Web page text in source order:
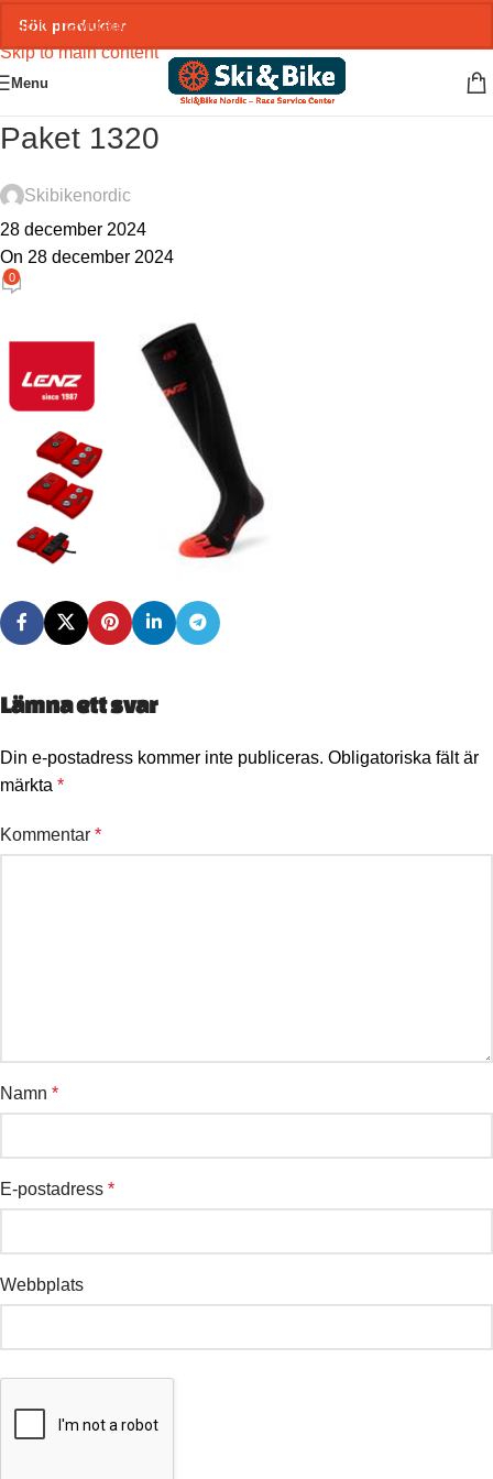
Skip to navigation
Skip to main content
Menu
Paket 1320
Skibikenordic
28 december 2024
On 28 december 2024
0
Lämna ett svar
Din e-postadress kommer inte publiceras. Obligatoriska fält är
märkta *
Kommentar *
Namn *
E-postadress *
Webbplats